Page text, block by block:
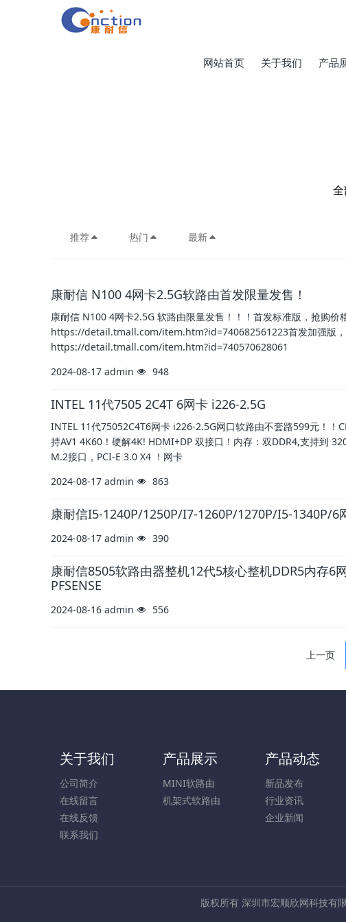
网站首页 关于我们 产品
推荐 热门 最新
康耐信 N100 4网卡2.5G软路由首发限量发售！
康耐信 N100 4网卡2.5G 软路由限量发售！！！首发标准版，抢购价
https://detail.tmall.com/item.htm?id=740682561223首发加强版，
https://detail.tmall.com/item.htm?id=740570628061
2024-08-17 admin 948
INTEL 11代7505 2C4T 6网卡 i226-2.5G
INTEL 11代75052C4T6网卡 i226-2.5G网口软路由不套路599元！！
持AV1 4K60！硬解4K! HDMI+DP 双接口！内存：双DDR4,支持到
M.2接口，PCI-E 3.0 X4 ！网卡
2024-08-17 admin 863
康耐信I5-1240P/1250P/I7-1260P/1270P/I5-1340P/
2024-08-17 admin 390
康耐信8505软路由器整机12代5核心整机DDR5内存
PFSENSE
2024-08-16 admin 556
上一页
关于我们
公司简介
在线留言
在线反馈
联系我们
产品展示
MINI软路由
机架式软路由
产品动态
新品发布
行业资讯
企业新闻
版权所有 深圳市宏顺欣网科技有